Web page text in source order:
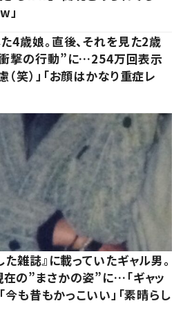
」
4歳娘。直後、それを見た2歳
撃の行動”に…254万回表示
（笑）」「お顔はかなり重症レ
雑誌』に載っていたギャル男。
の”まさかの姿”に…「ギャッ
「今も昔もかっこいい」「素晴らし